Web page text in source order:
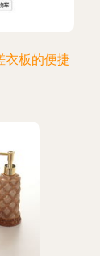
衣板的便捷